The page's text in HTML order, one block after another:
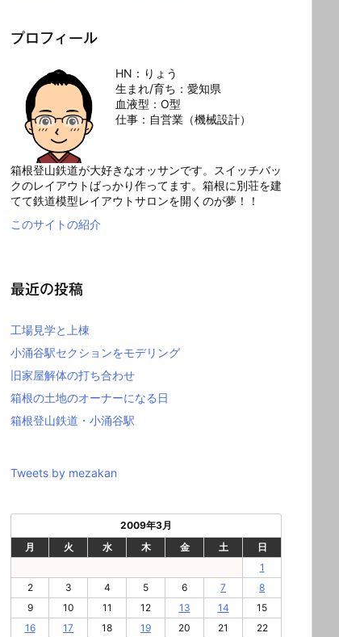
プロフィール
HN：りょう
生まれ/育ち：愛知県
血液型：O型
仕事：自営業（機械設計）
箱根登山鉄道が大好きなオッサンです。スイッチバッ
クのレイアウトばっかり作ってます。箱根に別荘を建
てて鉄道模型レイアウトサロンを開くのが夢！！
このサイトの紹介
最近の投稿
工場見学と上棟
小涌谷駅セクションをモデリング
旧家屋解体の打ち合わせ
箱根の土地のオーナーになる日
箱根登山鉄道・小涌谷駅
Tweets by mezakan
2009年3月
月
火 水 木 金 土
日
1
2
3 4 5 6 7
8
9
10 11 12 13 14
15
16
17 18 19 20 21
22